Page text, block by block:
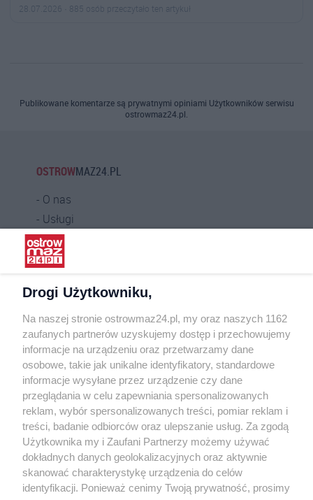
28.07.2026 · 885 osób przeczytało ten artykuł
Publikowane komentarze są prywatnymi opiniami Użytkowników serwisu
ostrowmaz24.pl.
OSTROWMAZ24.PL
O nas
Usługi
Praca
Warunki korzystania
Kontakt
INFORMATOR
Bankomaty
Msze święte
Nocna pomoc lekarska
Taxi
REKLAMA
Banery i artykuły
Reklama wideo
Drogi Użytkowniku,
Na naszej stronie ostrowmaz24.pl, my oraz naszych 1162
zaufanych partnerów uzyskujemy dostęp i przechowujemy
informacje na urządzeniu oraz przetwarzamy dane
osobowe, takie jak unikalne identyfikatory, standardowe
informacje wysyłane przez urządzenie czy dane
przeglądania w celu zapewniania spersonalizowanych
reklam, wybór spersonalizowanych treści, pomiar reklam i
treści, badanie odbiorców oraz ulepszanie usług. Za zgodą
Użytkownika my i Zaufani Partnerzy możemy używać
dokładnych danych geolokalizacyjnych oraz aktywnie
skanować charakterystykę urządzenia do celów
identyfikacji. Ponieważ cenimy Twoją prywatność, prosimy